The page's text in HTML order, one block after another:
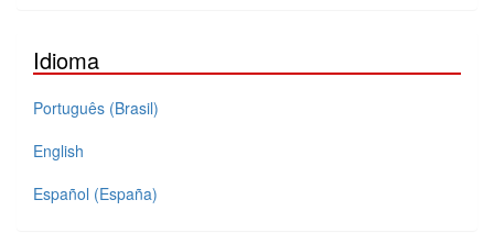
Idioma
Português (Brasil)
English
Español (España)